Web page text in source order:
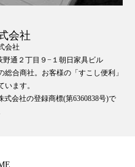
会社
会社
野通２丁目９−１朝日家具ビル
合商社。お客様の「すこし便利」
います。
会社の登録商標(第6360838号)で